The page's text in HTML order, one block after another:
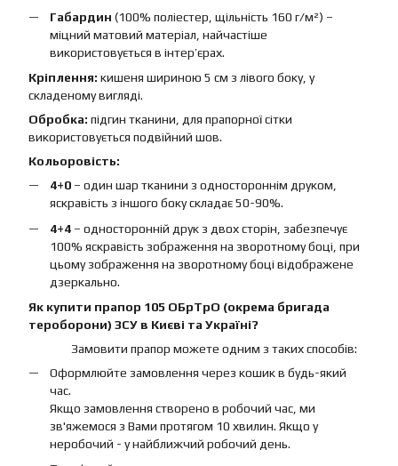
Габардин (100% поліестер, щільність 160 г/м²) –
міцний матовий матеріал, найчастіше
використовується в інтер’єрах.
Кріплення: кишеня шириною 5 см з лівого боку, у
складеному вигляді.
Обробка: підгин тканини, для прапорної сітки
використовується подвійний шов.
Кольоровість:
4+0 – один шар тканини з одностороннім друком,
яскравість з іншого боку складає 50-90%.
4+4 – односторонній друк з двох сторін, забезпечує
100% яскравість зображення на зворотному боці, при
цьому зображення на зворотному боці відображене
дзеркально.
Як купити прапор 105 ОБрТрО (окрема бригада
тероборони) ЗСУ в Києві та Україні?
Замовити прапор можете одним з таких способів:
Оформлюйте замовлення через кошик в будь-який
час.
Якщо замовлення створено в робочий час, ми
зв'яжемося з Вами протягом 10 хвилин. Якщо у
неробочий - у найближчий робочий день.